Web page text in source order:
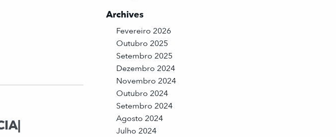
Archives
Fevereiro 2026
Outubro 2025
Setembro 2025
Dezembro 2024
Novembro 2024
Outubro 2024
Setembro 2024
Agosto 2024
Julho 2024